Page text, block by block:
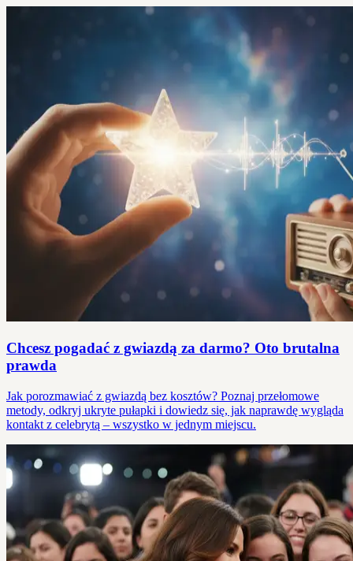
Chcesz pogadać z gwiazdą za darmo? Oto brutalna
prawda
Jak porozmawiać z gwiazdą bez kosztów? Poznaj przełomowe
metody, odkryj ukryte pułapki i dowiedz się, jak naprawdę wygląda
kontakt z celebrytą – wszystko w jednym miejscu.